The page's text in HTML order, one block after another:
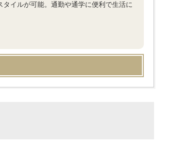
イルが可能。通勤や通学に便利で生活に